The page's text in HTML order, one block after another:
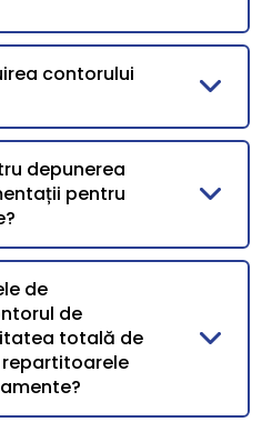
contorului
depunerea
pentru
de
de
totală de